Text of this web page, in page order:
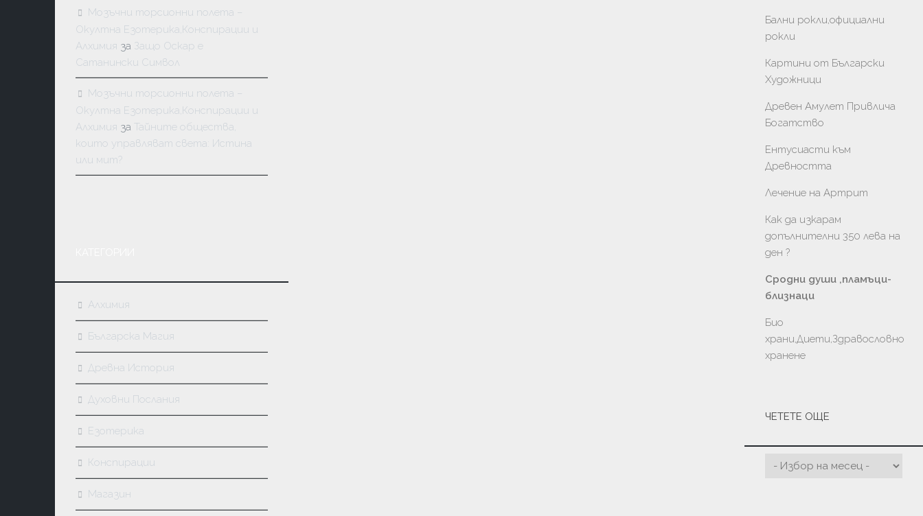
Мозъчни торсионни полета –
Окултна Езотерика,Конспирации и
Алхимия за Защо Оскар е
Сатанински Символ
Мозъчни торсионни полета –
Окултна Езотерика,Конспирации и
Алхимия за Тайните общества,
които управляват света: Истина
или мит?
Алхимия
Българска Магия
Древна История
Духовни Послания
Езотерика
Конспирации
Магазин
Бални рокли,официални
рокли
Картини от Български
Художници
Древен Амулет Привлича
Богатство
Ентусиасти към
Древността
Лечение на Артрит
Как да изкарам
допълнителни 350 лева на
ден ?
Сродни души ,пламъци-
близнаци
Био
храни,Диети,Здравословно
хранене
ЧЕТЕТЕ ОЩЕ